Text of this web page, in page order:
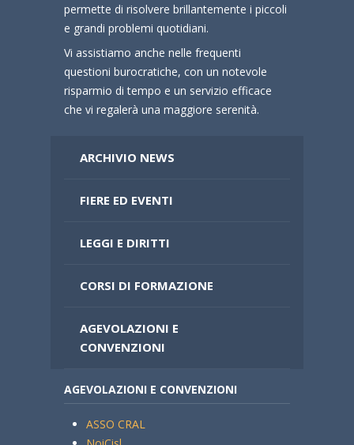
permette di risolvere brillantemente i piccoli
e grandi problemi quotidiani.
Vi assistiamo anche nelle frequenti
questioni burocratiche, con un notevole
risparmio di tempo e un servizio efficace
che vi regalerà una maggiore serenità.
ARCHIVIO NEWS
FIERE ED EVENTI
LEGGI E DIRITTI
CORSI DI FORMAZIONE
AGEVOLAZIONI E
CONVENZIONI
AGEVOLAZIONI E CONVENZIONI
ASSO CRAL